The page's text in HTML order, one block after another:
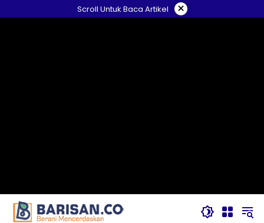
ke
Scroll Untuk Baca Artikel ×